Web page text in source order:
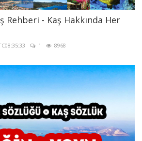
Rehberi - Kaş Hakkında Her
1 8968